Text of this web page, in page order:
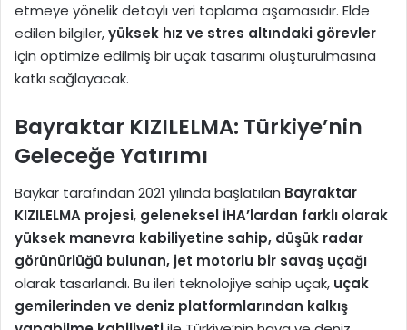
etmeye yönelik detaylı veri toplama aşamasıdır. Elde
edilen bilgiler,yüksek hız ve stres altındaki görevler
için optimize edilmiş bir uçak tasarımı oluşturulmasına
katkı sağlayacak.
Bayraktar KIZILELMA: Türkiye’nin
Geleceğe Yatırımı
Baykar tarafından 2021 yılında başlatılan Bayraktar
KIZILELMA projesi, geleneksel İHA’lardan farklı olarak
yüksek manevra kabiliyetine sahip, düşük radar
görünürlüğü bulunan, jet motorlu bir savaş uçağı
olarak tasarlandı. Bu ileri teknolojiye sahip uçak, uçak
gemilerinden ve deniz platformlarından kalkış